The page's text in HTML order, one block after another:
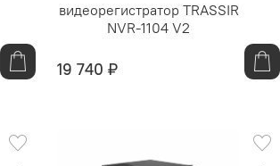
видеорегистратор TRASSIR
NVR-1104 V2
19 740 ₽